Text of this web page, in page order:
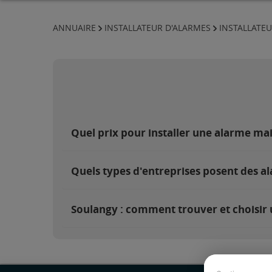
ANNUAIRE INSTALLATEUR D'ALARMES
Quel prix pour installer une alarme
Quels types d'entreprises posent des
Soulangy : comment trouver et